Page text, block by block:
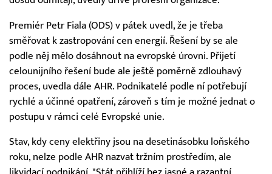
Premiér Petr Fiala (ODS) v pátek uvedl, že je třeba
směřovat k zastropování cen energií. Řešení by se ale
podle něj mělo dosáhnout na evropské úrovni. Přijetí
celounijního řešení bude ale ještě poměrně zdlouhavý
proces, uvedla dále AHR. Podnikatelé podle ní potřebují
rychlé a účinné opatření, zároveň s tím je možné jednat o
postupu v rámci celé Evropské unie.
Stav, kdy ceny elektřiny jsou na desetinásobku loňského
roku, nelze podle AHR nazvat tržním prostředím, ale